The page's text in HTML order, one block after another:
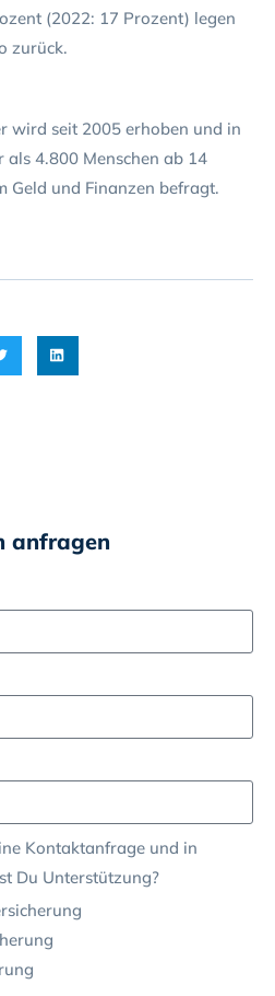
(2022: 17 Prozent) legen
zurück.
wird seit 2005 erhoben und in
als 4.800 Menschen ab 14
Geld und Finanzen befragt.
anfragen
Kontaktanfrage und in
Du Unterstützung?